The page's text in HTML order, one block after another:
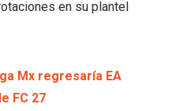
en su plantel
Mx regresaría EA
FC 27